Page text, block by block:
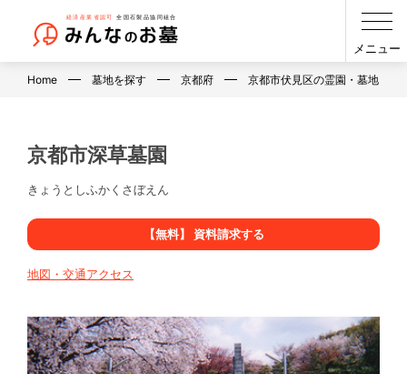
メニュー
Home 墓地を探す 京都府 京都市伏見区の霊園・墓地・お
京都市深草墓園
きょうとしふかくさぼえん
【無料】 資料請求する
地図・交通アクセス